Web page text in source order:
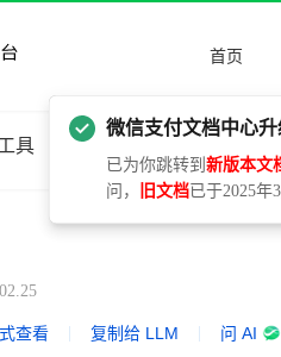
首页
具
查看 复制给 LLM 问 AI
微信支付文档中心升
已为你跳转到 新版本文
问，
旧文档已于2025年